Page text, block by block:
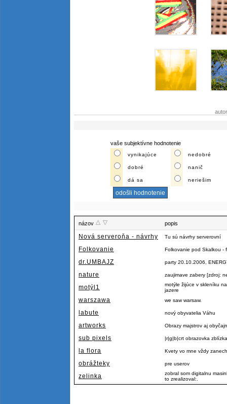
vaše subjektívne hodnotenie
vynikajúce nedobré
dobré nanič
dá sa neriešim
názov popis
Nová serveroňa - návrhy Tu sú návrhy serverovní
Folkovanie Folkovanie pod Skalkou -
dr.UMBAJZ party 20.10.2006,
nature zaujimave zabery [zdroj:
motýl1
motýle žijúce v skleníku
jazere
warszawa we saw warsaw.
labute nový obyvatelia Váhu
artworks Obrazy majstrov aj
sub pixels |r|g|b|crt obrazovka
la flora Kvety vo mne vždy
obrážteky pre userov
zelinka
zobral som digitalnu
to zrealizoval:.